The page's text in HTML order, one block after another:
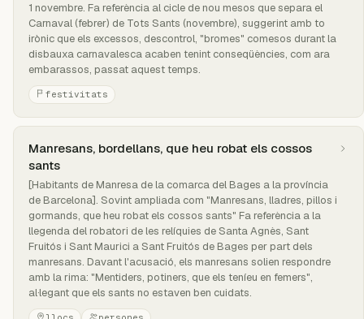
1 novembre. Fa referència al cicle de nou mesos que separa el
Carnaval (febrer) de Tots Sants (novembre), suggerint amb to
irònic que els excessos, descontrol, "bromes" comesos durant la
disbauxa carnavalesca acaben tenint conseqüències, com ara
embarassos, passat aquest temps.
festivitats
Manresans, bordellans, que heu robat els cossos
sants
[Habitants de Manresa de la comarca del Bages a la província
de Barcelona]. Sovint ampliada com "Manresans, lladres, pillos i
gormands, que heu robat els cossos sants" Fa referència a la
llegenda del robatori de les relíquies de Santa Agnès, Sant
Fruitós i Sant Maurici a Sant Fruitós de Bages per part dels
manresans. Davant l'acusació, els manresans solien respondre
amb la rima: "Mentiders, potiners, que els teníeu en femers",
al·legant que els sants no estaven ben cuidats.